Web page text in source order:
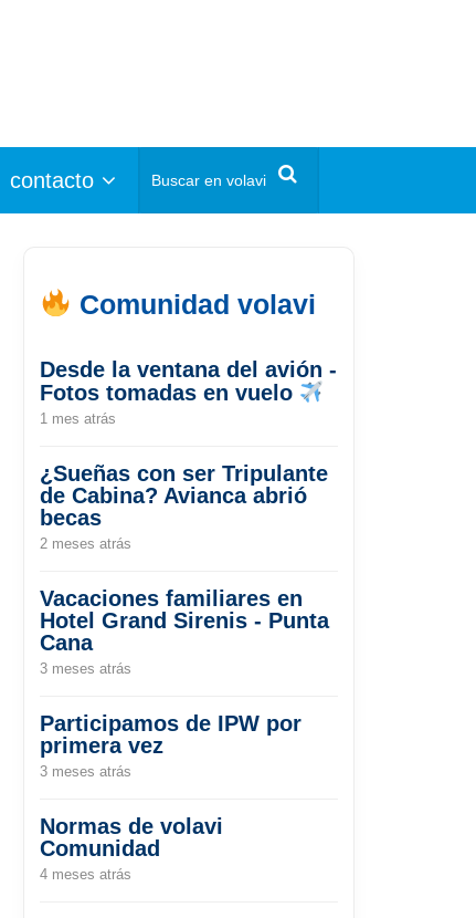
contacto
Comunidad volavi
Desde la ventana del avión -
Fotos tomadas en vuelo
1 mes atrás
¿Sueñas con ser Tripulante
de Cabina? Avianca abrió
becas
2 meses atrás
Vacaciones familiares en
Hotel Grand Sirenis - Punta
Cana
3 meses atrás
Participamos de IPW por
primera vez
3 meses atrás
Normas de volavi
Comunidad
4 meses atrás